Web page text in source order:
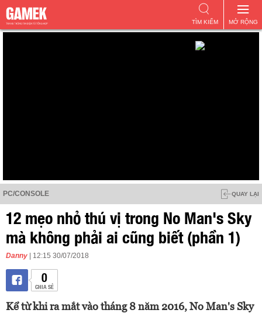
MỞ RỘNG
TÌM KIẾM
PC/CONSOLE QUAY LẠI
12 mẹo nhỏ thú vị trong No Man's Sky
mà không phải ai cũng biết (phần 1)
Danny | 12:15 30/07/2018
0
CHIA SẺ
Kể từ khi ra mắt vào tháng 8 năm 2016, No Man's Sky